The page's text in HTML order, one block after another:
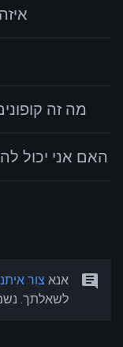
מה זה
האם אני יכול
אנא צור
לשאלתך.